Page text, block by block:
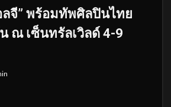
จี” พร้อมทัพศิลปินไทย
ณ เซ็นทรัลเวิลด์ 4-9